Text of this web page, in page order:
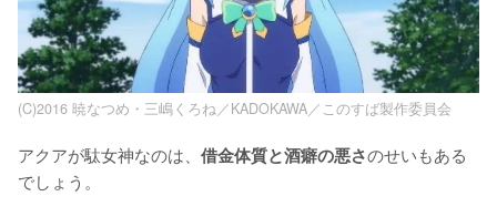
(C)2016 暁なつめ・三嶋くろね／KADOKAWA／このすば製作委員会
アクアが駄女神なのは、 借金体質と酒癖の悪さのせいもある
でしょう。